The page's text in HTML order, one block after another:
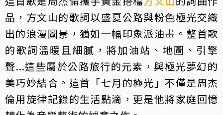
品，方文山的歌詞以盛夏公路與粉色極光交織
出的浪漫圖景，猶如一幅印象派油畫。整首歌
的歌詞溫暖且細膩，將加油站、地圖、引擎
聲...這些屬於公路旅行的元素，與極光夢幻的
美巧妙結合。這首「七月的極光」不僅是周杰
倫用旋律記錄的生活點滴，更是他將家庭回憶